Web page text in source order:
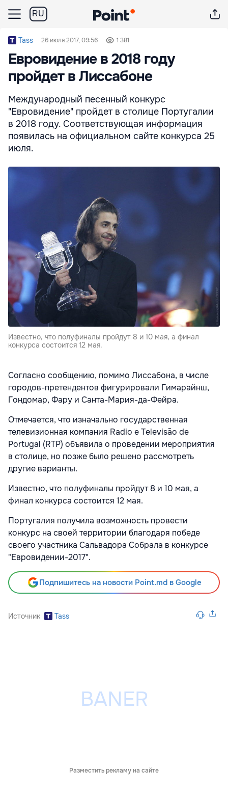
RU
Tass 26 июля 2017, 09:56 1 381
Евровидение в 2018 году
пройдет в Лиссабоне
Международный песенный конкурс
"Евровидение" пройдет в столице Португалии
в 2018 году. Соответствующая информация
появилась на официальном сайте конкурса 25
июля.
Известно, что полуфиналы пройдут 8 и 10 мая, а финал
конкурса состоится 12 мая.
Согласно сообщению, помимо Лиссабона, в числе
городов-претендентов фигурировали Гимарайнш,
Гондомар, Фару и Санта-Мария-да-Фейра.
Отмечается, что изначально государственная
телевизионная компания Radio e Televisão de
Portugal (RTP) объявила о проведении мероприятия
в столице, но позже было решено рассмотреть
другие варианты.
Известно, что полуфиналы пройдут 8 и 10 мая, а
финал конкурса состоится 12 мая.
Португалия получила возможность провести
конкурс на своей территории благодаря победе
своего участника Сальвадора Собрала в конкурсе
"Евровидении-2017".
Подпишитесь на новости Point.md в Google
Источник Tass
Разместить рекламу на сайте